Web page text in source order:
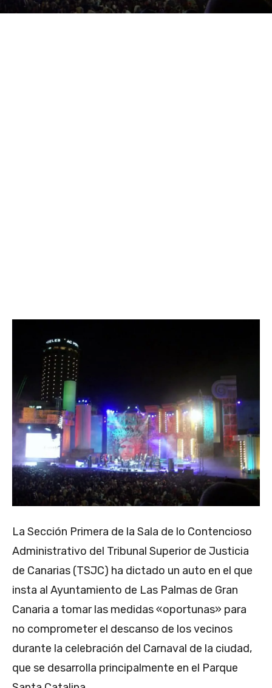
La Sección Primera de la Sala de lo Contencioso
Administrativo del Tribunal Superior de Justicia
de Canarias (TSJC) ha dictado un auto en el que
insta al Ayuntamiento de Las Palmas de Gran
Canaria a tomar las medidas «oportunas» para
no comprometer el descanso de los vecinos
durante la celebración del Carnaval de la ciudad,
que se desarrolla principalmente en el Parque